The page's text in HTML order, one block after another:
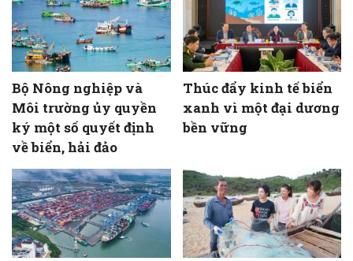
Bộ Nông nghiệp và
Môi trường ủy quyền
ký một số quyết định
về biển, hải đảo
Thúc đẩy kinh tế biển
xanh vì một đại dương
bền vững